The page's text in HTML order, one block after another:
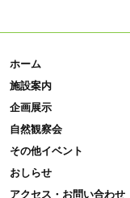
ホーム
施設案内
企画展示
自然観察会
その他イベント
おしらせ
アクセス・お問い合わせ